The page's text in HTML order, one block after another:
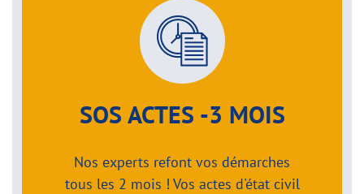
SOS ACTES -3 MOIS
Nos experts refont vos démarches
tous les 2 mois ! Vos actes d'état civil